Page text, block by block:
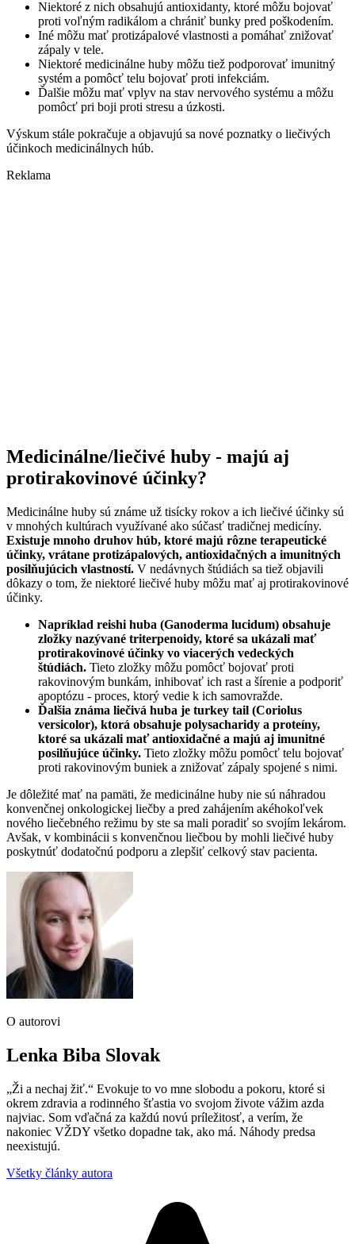
Niektoré z nich obsahujú antioxidanty, ktoré môžu bojovať
proti voľným radikálom a chrániť bunky pred poškodením.
Iné môžu mať protizápalové vlastnosti a pomáhať znižovať
zápaly v tele.
Niektoré medicinálne huby môžu tiež podporovať imunitný
systém a pomôcť telu bojovať proti infekciám.
Ďalšie môžu mať vplyv na stav nervového systému a môžu
pomôcť pri boji proti stresu a úzkosti.
Výskum stále pokračuje a objavujú sa nové poznatky o liečivých
účinkoch medicinálnych húb.
Reklama
Medicinálne/liečivé huby - majú aj
protirakovinové účinky?
Medicinálne huby sú známe už tisícky rokov a ich liečivé účinky sú
v mnohých kultúrach využívané ako súčasť tradičnej medicíny.
Existuje mnoho druhov húb, ktoré majú rôzne terapeutické
účinky, vrátane protizápalových, antioxidačných a imunitných
posilňujúcich vlastností. V nedávnych štúdiách sa tiež objavili
dôkazy o tom, že niektoré liečivé huby môžu mať aj protirakovinové
účinky.
Napríklad reishi huba (Ganoderma lucidum) obsahuje
zložky nazývané triterpenoidy, ktoré sa ukázali mať
protirakovinové účinky vo viacerých vedeckých
štúdiách. Tieto zložky môžu pomôcť bojovať proti
rakovinovým bunkám, inhibovať ich rast a šírenie a podporiť
apoptózu - proces, ktorý vedie k ich samovražde.
Ďalšia známa liečivá huba je turkey tail (Coriolus
versicolor), ktorá obsahuje polysacharidy a proteíny,
ktoré sa ukázali mať antioxidačné a majú aj imunitné
posilňujúce účinky. Tieto zložky môžu pomôcť telu bojovať
proti rakovinovým buniek a znižovať zápaly spojené s nimi.
Je dôležité mať na pamäti, že medicinálne huby nie sú náhradou
konvenčnej onkologickej liečby a pred zahájením akéhokoľvek
nového liečebného režimu by ste sa mali poradiť so svojím lekárom.
Avšak, v kombinácii s konvenčnou liečbou by mohli liečivé huby
poskytnúť dodatočnú podporu a zlepšiť celkový stav pacienta.
O autorovi
Lenka Biba Slovak
„Ži a nechaj žiť.“ Evokuje to vo mne slobodu a pokoru, ktoré si
okrem zdravia a rodinného šťastia vo svojom živote vážim azda
najviac. Som vďačná za každú novú príležitosť, a verím, že
nakoniec VŽDY všetko dopadne tak, ako má. Náhody predsa
neexistujú.
Všetky články autora